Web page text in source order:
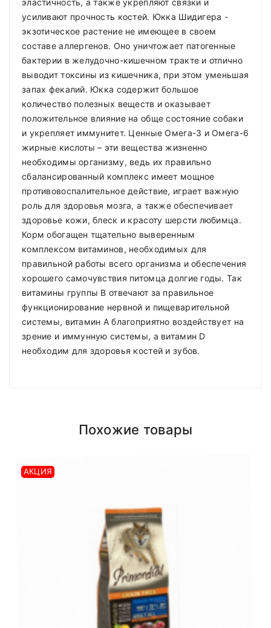
эластичность, а также укрепляют связки и
усиливают прочность костей. Юкка Шидигера -
экзотическое растение не имеющее в своем
составе аллергенов. Оно уничтожает патогенные
бактерии в желудочно-кишечном тракте и отлично
выводит токсины из кишечника, при этом уменьшая
запах фекалий. Юкка содержит большое
количество полезных веществ и оказывает
положительное влияние на обще состояние собаки
и укрепляет иммунитет. Ценные Омега-3 и Омега-6
жирные кислоты – эти вещества жизненно
необходимы организму, ведь их правильно
сбалансированный комплекс имеет мощное
противовоспалительное действие, играет важную
роль для здоровья мозга, а также обеспечивает
здоровье кожи, блеск и красоту шерсти любимца.
Корм обогащен тщательно выверенным
комплексом витаминов, необходимых для
правильной работы всего организма и обеспечения
хорошего самочувствия питомца долгие годы. Так
витамины группы В отвечают за правильное
функционирование нервной и пищеварительной
системы, витамин А благоприятно воздействует на
зрение и иммунную системы, а витамин D
необходим для здоровья костей и зубов.
Доставка осуществляется день в день
товара на складе)
Доставка по Минскуот 50р бесплатная
сумма менее, доставка 4р
Доставка по Другим городам оговаривается
по стоимости отдельно
Получить консультацию по вопросам
доставки можно у наших менеджеров по
Short Dress
roadthemes
Add A Review
Похожие товары
АКЦИЯ